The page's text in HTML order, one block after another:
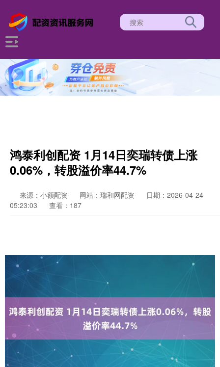
鸿泰利创配资 1月14日奕瑞转债上涨
0.06%，转股溢价率44.7%
来源：小额配资 网站：瑞和网配资
日期：2026-04-24
05:23:03
查看：187